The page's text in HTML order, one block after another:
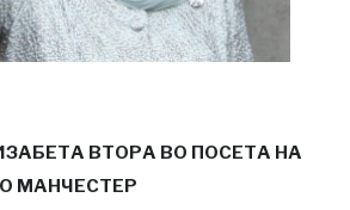
ВТОРА ВО ПОСЕТA НА
МАНЧЕСТЕР